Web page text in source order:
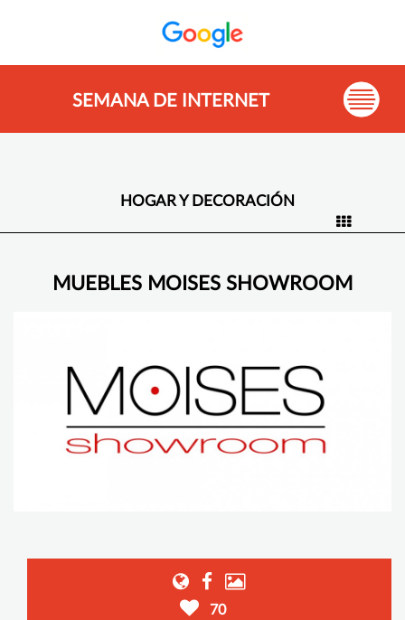
SEMANA DE INTERNET
HOGAR Y DECORACIÓN
MUEBLES MOISES SHOWROOM
70